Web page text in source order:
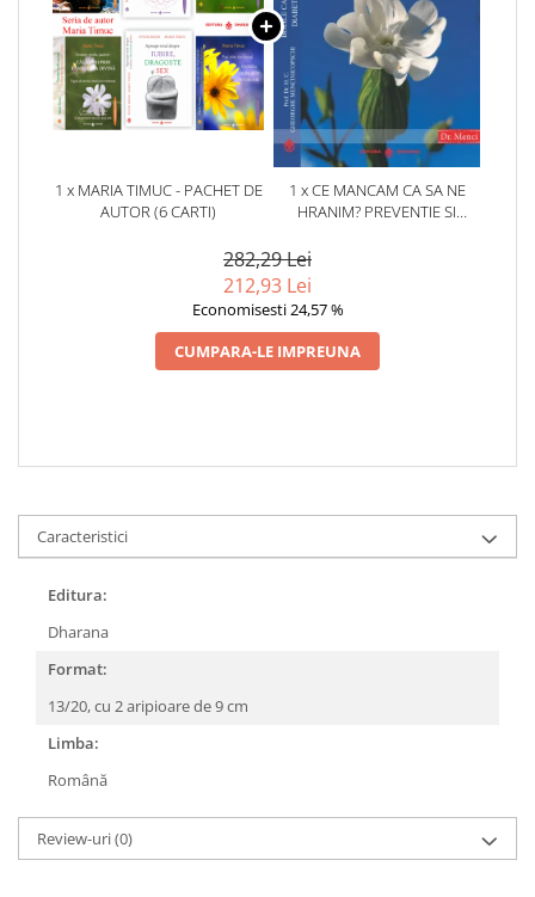
1 x MARIA TIMUC - PACHET DE
AUTOR (6 CARTI)
1 x CE MANCAM CA SA NE
HRANIM? PREVENTIE SI
CARDIOVASCULARE SI IN
DIABETUL ZAHARAT
282,29 Lei
212,93 Lei
Economisesti 24,57 %
CUMPARA-LE IMPREUNA
Caracteristici
Editura:
Dharana
Format:
13/20, cu 2 aripioare de 9 cm
Limba:
Română
Review-uri(0)